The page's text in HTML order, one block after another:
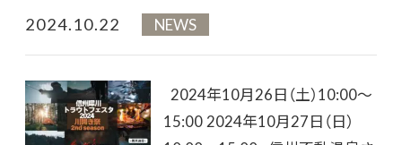
2024.10.22 NEWS
2024年10月26日（土）10:00～
15:00 2024年10月27日（日）